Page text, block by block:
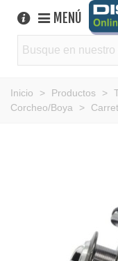
MENÚ
Inicio > Productos >
Corcheo/Boya
>